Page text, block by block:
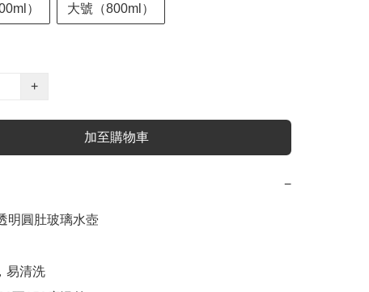
） 大號（800ml）
+
加至購物車
−
明圓肚玻璃水壺
易清洗